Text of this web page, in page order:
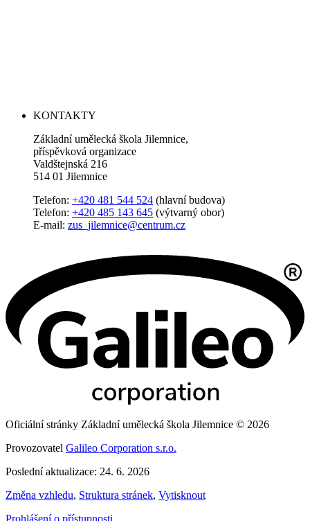
KONTAKTY
Základní umělecká škola Jilemnice,
příspěvková organizace
Valdštejnská 216
514 01 Jilemnice
Telefon: +420 481 544 524 (hlavní budova)
Telefon: +420 485 143 645 (výtvarný obor)
E-mail: zus_jilemnice@centrum.cz
Oficiální stránky Základní umělecká škola Jilemnice © 2026
Provozovatel Galileo Corporation s.r.o.
Poslední aktualizace: 24. 6. 2026
Změna vzhledu, Struktura stránek, Vytisknout
Prohlášení o přístupnosti